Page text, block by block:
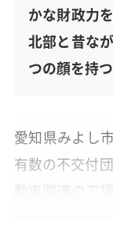
かな財政力
北部と昔な
つの顔を持つ
愛知県みよし
有数の不交付
動車関連の工